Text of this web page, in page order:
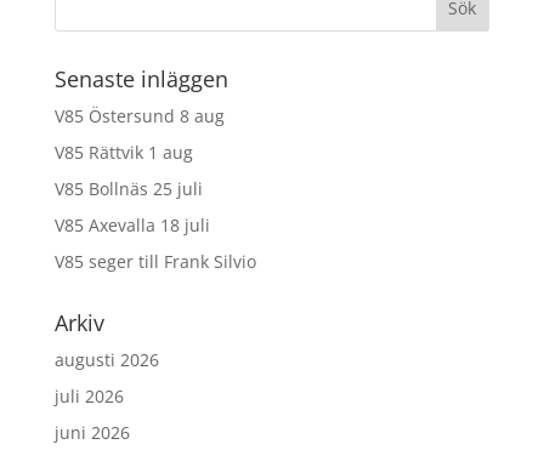
Senaste inläggen
V85 Östersund 8 aug
V85 Rättvik 1 aug
V85 Bollnäs 25 juli
V85 Axevalla 18 juli
V85 seger till Frank Silvio
Arkiv
augusti 2026
juli 2026
juni 2026